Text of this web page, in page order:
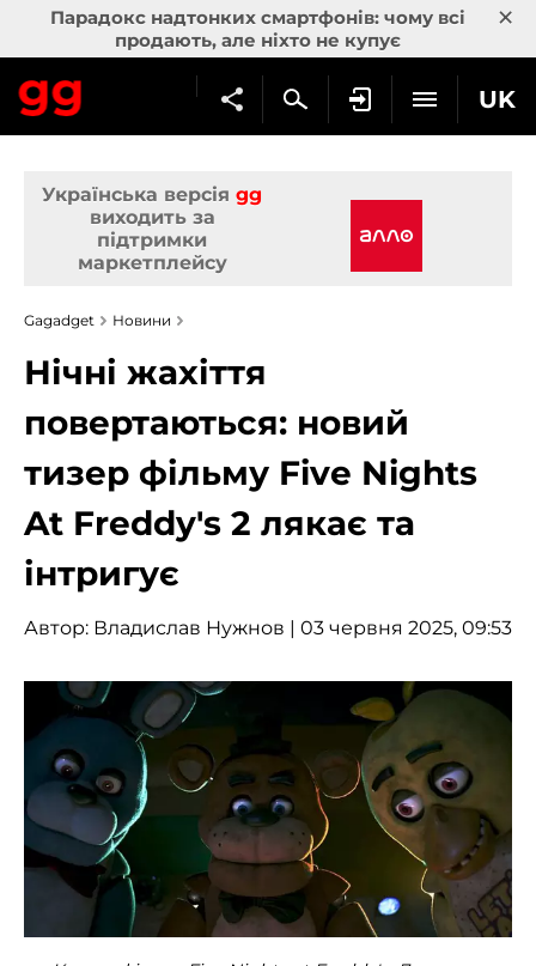
Парадокс надтонких смартфонів: чому всі
продають, але ніхто не купує
×
UK
Українська версія gg
виходить за
підтримки
маркетплейсу
Gagadget Новини
Нічні жахіття
повертаються: новий
тизер фільму Five Nights
At Freddy's 2 лякає та
інтригує
Автор: Владислав Нужнов | 03 червня 2025, 09:53